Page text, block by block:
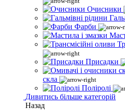
Очисники
Фарби
Присадки
скла
Поліролі
Дивитись більше категорій
Назад